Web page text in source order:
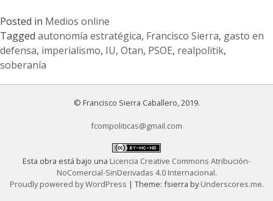
Posted in Medios online
Tagged autonomía estratégica, Francisco Sierra, gasto en
defensa, imperialismo, IU, Otan, PSOE, realpolitik,
soberanía
© Francisco Sierra Caballero, 2019.
fcompoliticas@gmail.com
Esta obra está bajo una Licencia Creative Commons Atribución-
NoComercial-SinDerivadas 4.0 Internacional.
Proudly powered by WordPress | Theme: fsierra byUnderscores.me.